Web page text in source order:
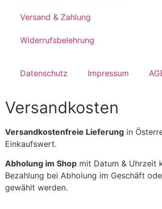
Versand & Zahlung
Widerrufsbelehrung
Datenschutz Impressum
Versandkosten
Versandkostenfreie Lieferung in
Einkaufswert.
Abholung im Shop mit Datum & Uhrzeit
Bezahlung bei Abholung im Geschäft
gewählt werden.